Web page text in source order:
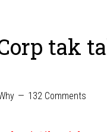
tak
132 Comments